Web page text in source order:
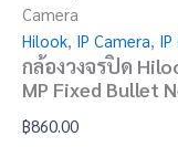
Camera
Hilook, IP Camera, IP
กล้องวงจรปิด
MP Fixed Bullet
฿860.00